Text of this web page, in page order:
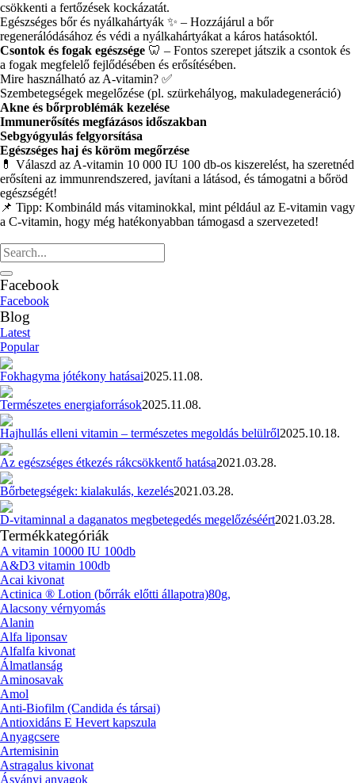
csökkenti a fertőzések kockázatát.
Egészséges bőr és nyálkahártyák ✨ – Hozzájárul a bőr
regenerálódásához és védi a nyálkahártyákat a káros hatásoktól.
Csontok és fogak egészsége 🦷 – Fontos szerepet játszik a csontok és
a fogak megfelelő fejlődésében és erősítésében.
Mire használható az A-vitamin? ✅
Szembetegségek megelőzése (pl. szürkehályog, makuladegeneráció)
Akne és bőrproblémák kezelése
Immunerősítés megfázásos időszakban
Sebgyógyulás felgyorsítása
Egészséges haj és köröm megőrzése
💊 Válaszd az A-vitamin 10 000 IU 100 db-os kiszerelést, ha szeretnéd
erősíteni az immunrendszered, javítani a látásod, és támogatni a bőröd
egészségét!
📌 Tipp: Kombináld más vitaminokkal, mint például az E-vitamin vagy
a C-vitamin, hogy még hatékonyabban támogasd a szervezeted!
Facebook
Facebook
Blog
Latest
Popular
Fokhagyma jótékony hatásai2025.11.08.
Természetes energiaforrások2025.11.08.
Hajhullás elleni vitamin – természetes megoldás belülről2025.10.18.
Az egészséges étkezés rákcsökkentő hatása2021.03.28.
Bőrbetegségek: kialakulás, kezelés2021.03.28.
D-vitaminnal a daganatos megbetegedés megelőzéséért2021.03.28.
Termékkategóriák
A vitamin 10000 IU 100db
A&D3 vitamin 100db
Acai kivonat
Actinica ® Lotion (bőrrák előtti állapotra)80g,
Alacsony vérnyomás
Alanin
Alfa liponsav
Alfalfa kivonat
Álmatlanság
Aminosavak
Amol
Anti-Biofilm (Candida és társai)
Antioxidáns E Hevert kapszula
Anyagcsere
Artemisinin
Astragalus kivonat
Ásványi anyagok